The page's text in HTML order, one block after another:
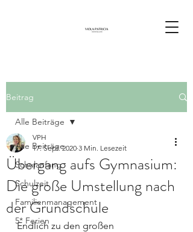
Beitrag
Alle Beiträge
Schulanfang
Schulzeit
Familienmanagement
5* Ferien
Alle Beiträge
Übergang aufs Gymnasium:
Die große Umstellung nach
der Grundschule
VPH
17. Sept. 2020 3 Min. Lesezeit
Endlich zu den großen